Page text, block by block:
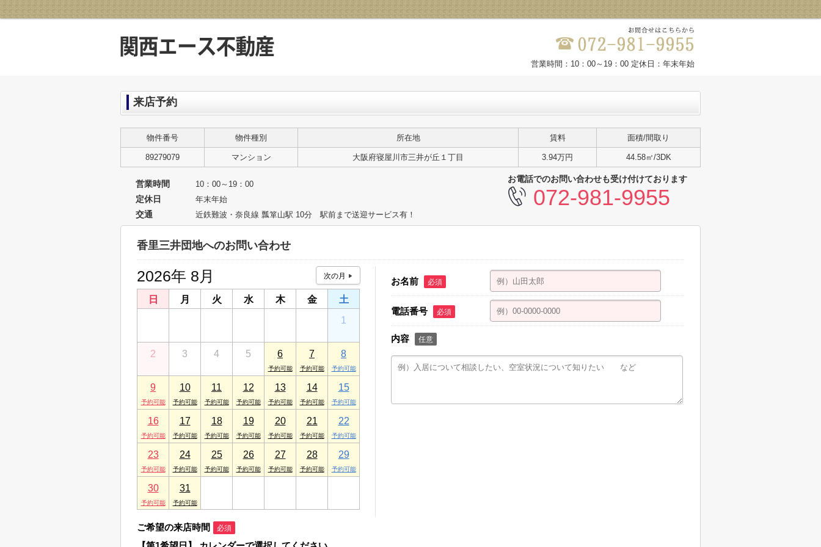
営業時間：10：00～19：00 定休日：年末年始
来店予約
物件番号 物件種別 所在地 賃料 面積/間取り
89279079 マンション 大阪府寝屋川市三井が丘１丁目 3.94万円 44.58㎡/3DK
営業時間 10：00～19：00
定休日 年末年始
交通 近鉄難波・奈良線 瓢箪山駅 10分 駅前まで送迎サービス有！
お電話でのお問い合わせも受け付けております
072-981-9955
香里三井団地へのお問い合わせ
2026年 8月
日 月 火 水 木 金
土
1
2 3 4 5 6 7 8
9 10 11 12 13 14 15
16 17 18 19 20 21 22
23 24 25 26 27 28 29
30 31
ご希望の来店時間 必須
お名前 必須
電話番号 必須
内容 任意